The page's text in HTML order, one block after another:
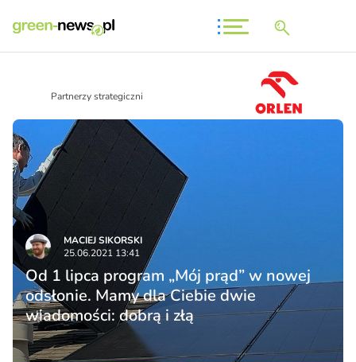
Partnerzy strategiczni
MACIEJ SIKORSKI
25.06.2021 13:41
Od 1 lipca program „Mój prąd” w nowej
odsłonie. Mamy dla Ciebie dwie
wiadomości: dobrą i złą